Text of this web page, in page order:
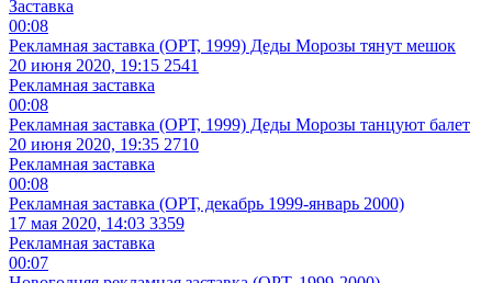
Заставка
00:08
Рекламная заставка (ОРТ, 1999) Деды Морозы тянут мешок
20 июня 2020, 19:15 2541
Рекламная заставка
00:08
Рекламная заставка (ОРТ, 1999) Деды Морозы танцуют балет
20 июня 2020, 19:35 2710
Рекламная заставка
00:08
Рекламная заставка (ОРТ, декабрь 1999-январь 2000)
17 мая 2020, 14:03 3359
Рекламная заставка
00:07